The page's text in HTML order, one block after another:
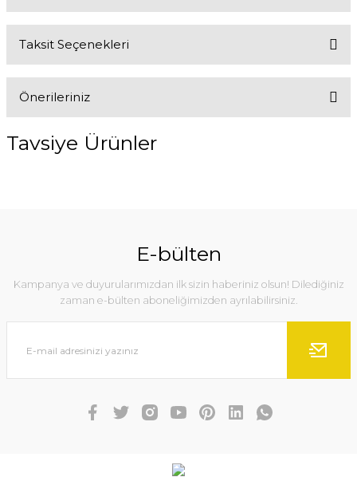
Taksit Seçenekleri
Önerileriniz
Bu ürünün fiyat bilgisi, resim, ürün açıklamalarında ve diğer
konularda yetersiz gördüğünüz noktaları öneri formunu kullanarak
Ürün bilgilerinde hatalar bulunuyor.
Ürün fiyatı diğer sitelerden daha pahalı.
Bu ürüne benzer farklı alternatifler olmalı.
Gönder
Tavsiye Ürünler
Fudo Hooks 3000 Iser-Nk Iseama W İğne
E-bülten
Kampanya ve duyurularımızdan ilk sizin haberiniz olsun! Dilediğiniz
zaman e-bülten aboneliğimizden ayrılabilirsiniz.